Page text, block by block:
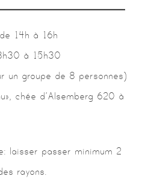
14h à 16h
à 15h30
un groupe de 8 personnes)
», chée d’Alsemberg 620 à
: laisser passer minimum 2
rayons.